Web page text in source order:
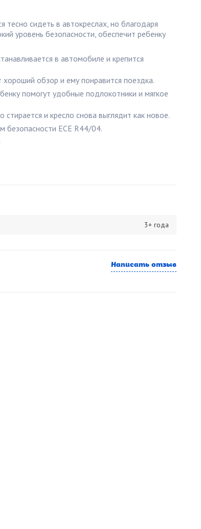
сидеть в автокреслах, но благодаря
уровень безопасности, обеспечит ребенку
в автомобиле и крепится
хороший обзор и ему понравится поездка.
помогут удобные подлокотники и мягкое
стирается и кресло снова выглядит как новое.
безопасности ECE R44/04.
3+ года
Написать отзыв